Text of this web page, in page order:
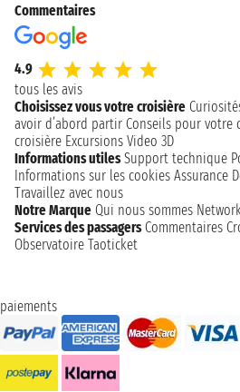
Commentaires
4.9
tous les avis
Choisissez vous votre croisière
avoir d’abord partir Conseils pour votre
croisière Excursions Video 3D
Informations utiles Support technique
Informations sur les cookies Assurance
Travaillez avec nous
Notre Marque Qui nous sommes
Services des passagers Commentaires
Observatoire Taoticket
paiements